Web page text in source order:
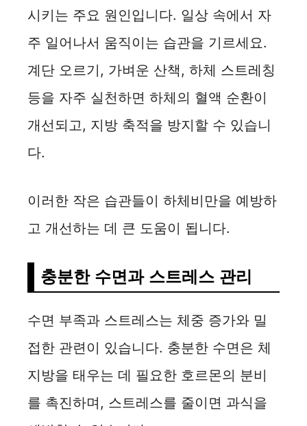
시키는 주요 원인입니다. 일상 속에서 자
주 일어나서 움직이는 습관을 기르세요.
계단 오르기, 가벼운 산책, 하체 스트레칭
등을 자주 실천하면 하체의 혈액 순환이
개선되고, 지방 축적을 방지할 수 있습니
다.
이러한 작은 습관들이 하체비만을 예방하
고 개선하는 데 큰 도움이 됩니다.
충분한 수면과 스트레스 관리
수면 부족과 스트레스는 체중 증가와 밀
접한 관련이 있습니다. 충분한 수면은 체
지방을 태우는 데 필요한 호르몬의 분비
를 촉진하며, 스트레스를 줄이면 과식을